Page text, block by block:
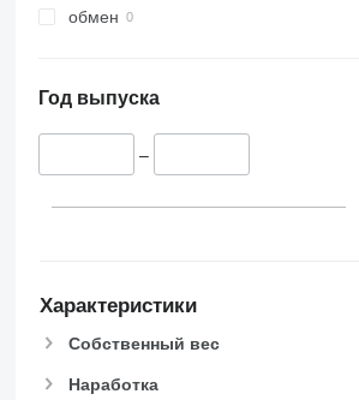
обмен
Год выпуска
–
Характеристики
Собственный вес
Наработка